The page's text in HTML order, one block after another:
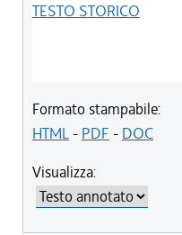
TESTO STORICO
Formato stampabile:
HTML- PDF - DOC
Visualizza: